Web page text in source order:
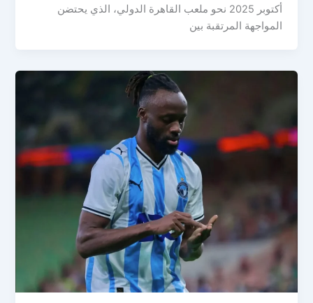
أكتوبر 2025 نحو ملعب القاهرة الدولي، الذي يحتضن
المواجهة المرتقبة بين